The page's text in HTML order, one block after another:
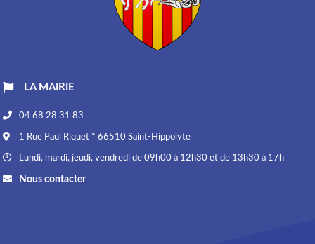
LA MAIRIE
04 68 28 31 83
1 Rue Paul Riquet * 66510 Saint-Hippolyte
Lundi, mardi, jeudi, vendredi de 09h00 à 12h30 et de 13h30 à 17h
Nous contacter